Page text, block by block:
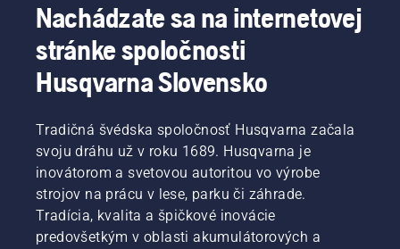
Nachádzate sa na internetovej
stránke spoločnosti
Husqvarna Slovensko
Tradičná švédska spoločnosť Husqvarna začala
svoju dráhu už v roku 1689. Husqvarna je
inovátorom a svetovou autoritou vo výrobe
strojov na prácu v lese, parku či záhrade.
Tradícia, kvalita a špičkové inovácie
predovšetkým v oblasti akumulátorových a